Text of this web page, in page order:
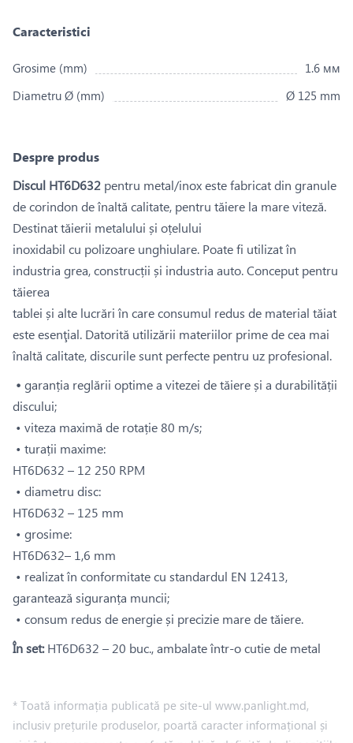
Caracteristici
Grosime (mm)
1.6 мм
Diametru Ø (mm)
Ø 125 mm
Despre produs
Discul HT6D632 pentru metal/inox este fabricat din granule
de corindon de înaltă calitate, pentru tăiere la mare viteză.
Destinat tăierii metalului și oțelului
inoxidabil cu polizoare unghiulare. Poate fi utilizat în
industria grea, construcții și industria auto. Conceput pentru
tăierea
tablei și alte lucrări în care consumul redus de material tăiat
este esenţial. Datorită utilizării materiilor prime de cea mai
înaltă calitate, discurile sunt perfecte pentru uz profesional.
• garanția reglării optime a vitezei de tăiere și a durabilității
discului;
• viteza maximă de rotație 80 m/s;
• turații maxime:
HT6D632 – 12 250 RPM
• diametru disc:
HT6D632 – 125 mm
• grosime:
HT6D632– 1,6 mm
• realizat în conformitate cu standardul EN 12413,
garantează siguranța muncii;
• consum redus de energie și precizie mare de tăiere.
În set:HT6D632 – 20 buc., ambalate într-o cutie de metal
* Toată informația publicată pe site-ul www.panlight.md,
inclusiv prețurile produselor, poartă caracter informațional și